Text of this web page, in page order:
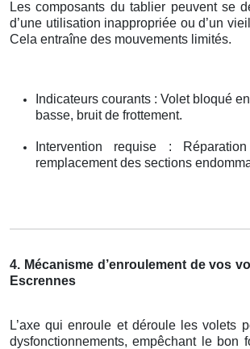
Les composants du tablier peuvent se
d’une utilisation inappropriée ou d’un
Cela entraîne des mouvements limités.
Indicateurs courants : Volet bloqué
basse, bruit de frottement.
Intervention requise :
remplacement des sections
4. Mécanisme d’enroulement de vos
Escrennes
L’axe qui enroule et déroule les volets
dysfonctionnements, empêchant le bon